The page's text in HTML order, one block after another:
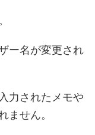
ー名が変更され
力されたメモや
ません。